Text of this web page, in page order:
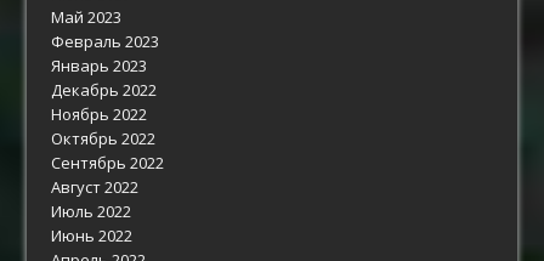
Май 2023
Февраль 2023
Январь 2023
Декабрь 2022
Ноябрь 2022
Октябрь 2022
Сентябрь 2022
Август 2022
Июль 2022
Июнь 2022